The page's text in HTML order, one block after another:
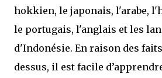
hokkien, le japonais, l'arabe,
le portugais, l'anglais et les
d'Indonésie. En raison des
dessus, il est facile